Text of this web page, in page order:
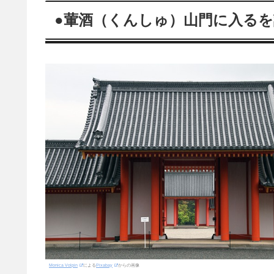
●葷酒（くんしゅ）山門に入る
Monica Volpin によるPixabay からの画像